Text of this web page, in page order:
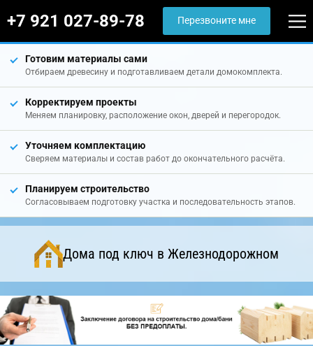
+7 921 027-89-78 Перезвоните мне
Готовим материалы сами
Отбираем древесину и подготавливаем детали домокомплекта.
Корректируем проекты
Меняем планировку, расположение окон, дверей и перегородок.
Уточняем комплектацию
Сверяем материалы и состав работ до окончательного расчёта.
Планируем строительство
Согласовываем подготовку участка и последовательность этапов.
Дома под ключ в Железнодорожном